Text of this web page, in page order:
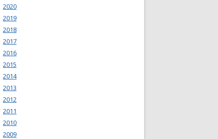
2020
2019
2018
2017
2016
2015
2014
2013
2012
2011
2010
2009